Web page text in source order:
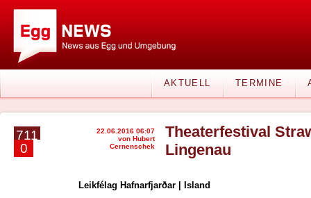
AKTUELL TERMINE
711
0
22.06.2016 06:07
von Hubert
Cernenschek
Theaterfestival
Lingenau
Leikfélag Hafnarfjarðar | Island